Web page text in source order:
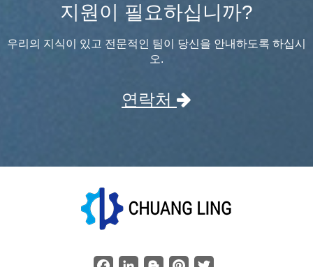
지원이 필요하십니까?
우리의 지식이 있고 전문적인 팀이 당신을 안내하도록 하십시
오.
연락처